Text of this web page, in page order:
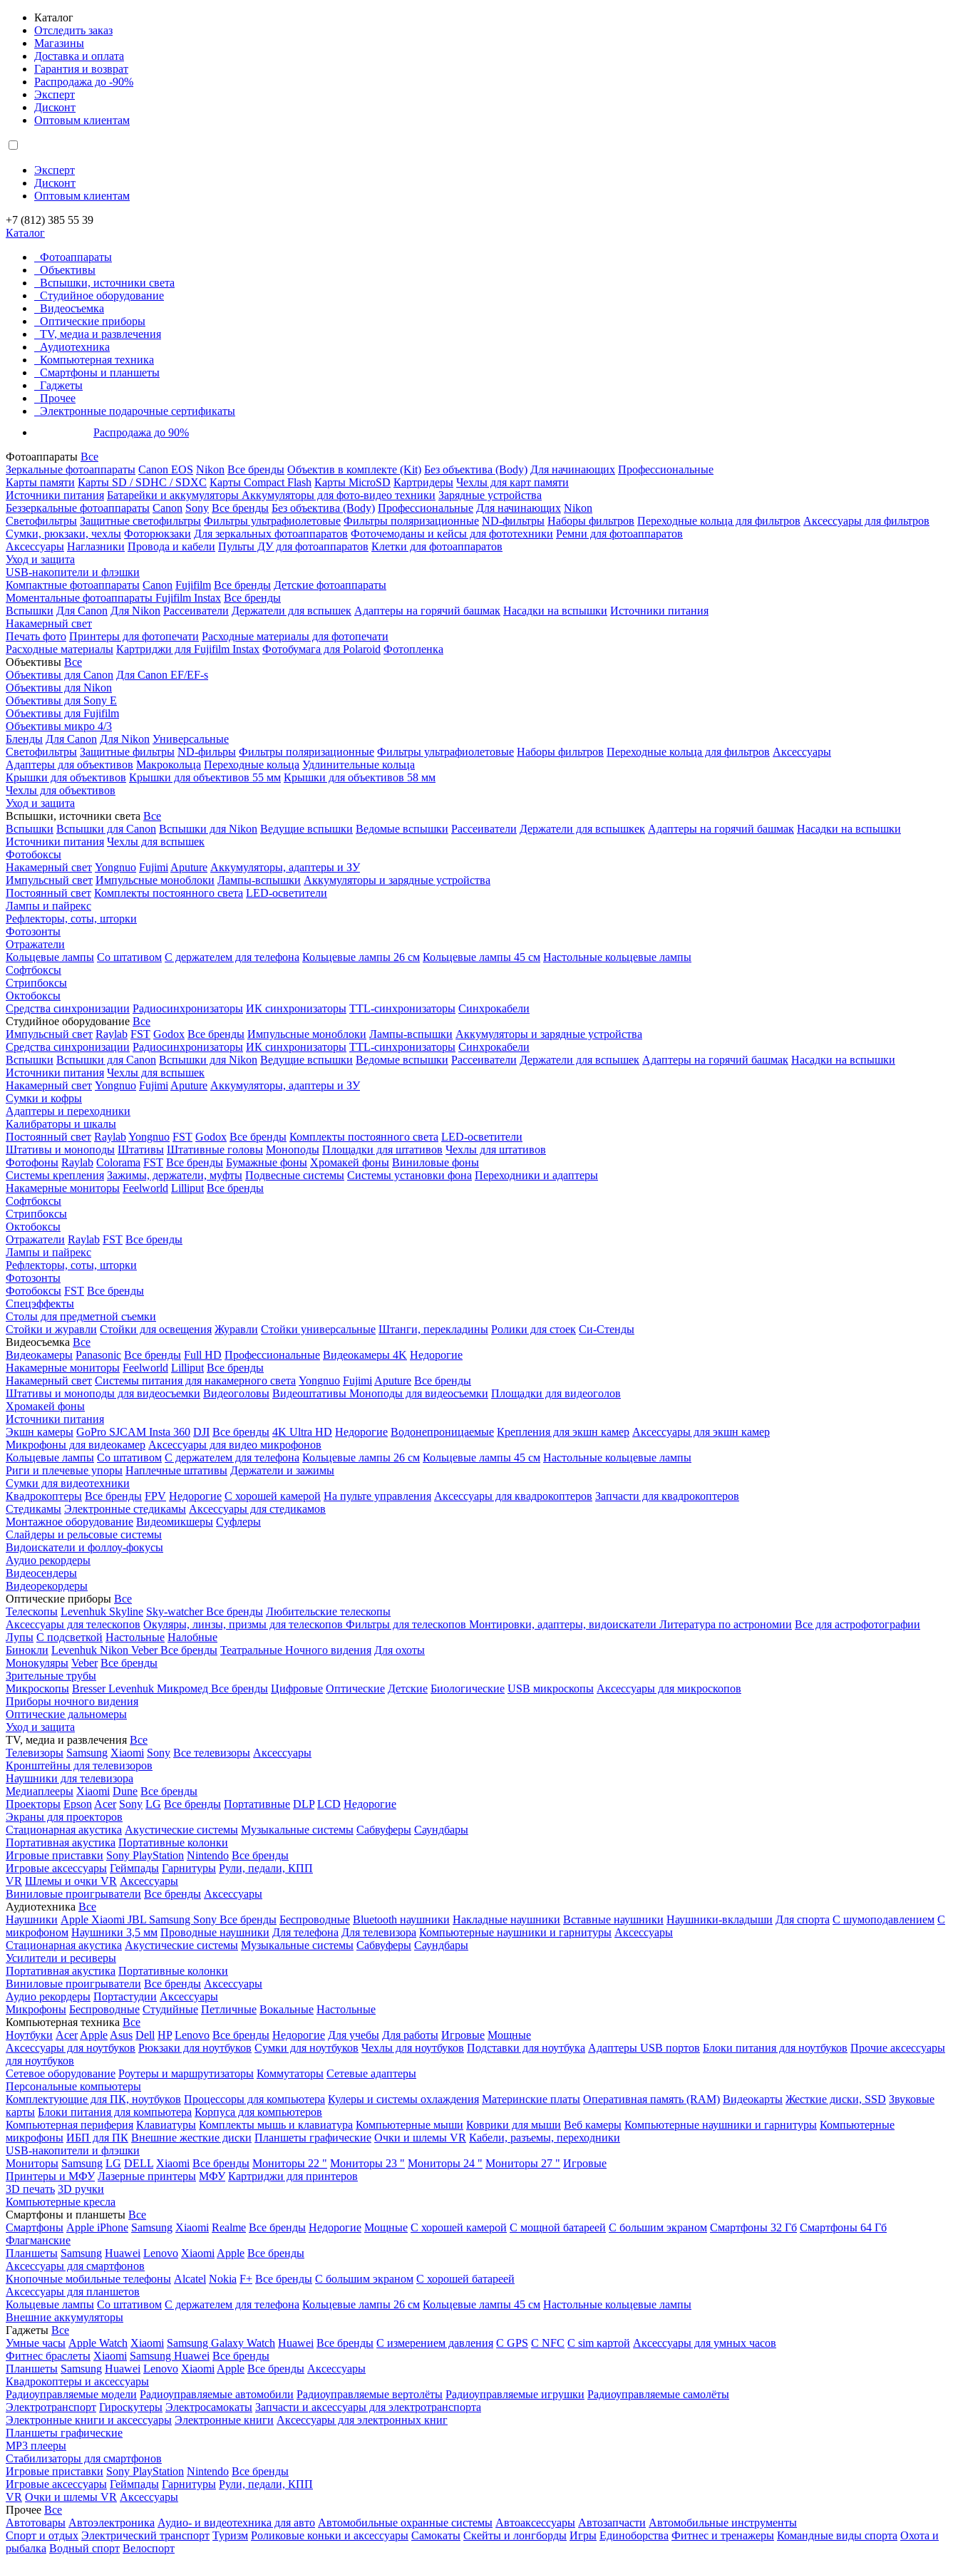
Каталог
Отследить заказ
Магазины
Доставка и оплата
Гарантия и возврат
Распродажа до -90%
Эксперт
Дисконт
Оптовым клиентам
Эксперт
Дисконт
Оптовым клиентам
+7 (812) 385 55 39
Каталог
Фотоаппараты
Объективы
Вспышки, источники света
Студийное оборудование
Видеосъемка
Оптические приборы
TV, медиа и развлечения
Аудиотехника
Компьютерная техника
Смартфоны и планшеты
Гаджеты
Прочее
Электронные подарочные сертификаты
Распродажа до 90%
Фотоаппараты Все
Зеркальные фотоаппараты Canon EOS Nikon Все бренды Объектив в комплекте (Kit) Без объектива (Body) Для начинающих Профессиональные
Карты памяти Карты SD / SDHC / SDXC Карты Compact Flash Карты MicroSD Картридеры Чехлы для карт памяти
Источники питания Батарейки и аккумуляторы Аккумуляторы для фото-видео техники Зарядные устройства
Беззеркальные фотоаппараты Canon Sony Все бренды Без объектива (Body) Профессиональные Для начинающих Nikon
Светофильтры Защитные светофильтры Фильтры ультрафиолетовые Фильтры поляризационные ND-фильтры Наборы фильтров Переходные кольца для фильтров Аксессуары для фильтров
Сумки, рюкзаки, чехлы Фоторюкзаки Для зеркальных фотоаппаратов Фоточемоданы и кейсы для фототехники Ремни для фотоаппаратов
Аксессуары Наглазники Провода и кабели Пульты ДУ для фотоаппаратов Клетки для фотоаппаратов
Уход и защита
USB-накопители и флэшки
Компактные фотоаппараты Canon Fujifilm Все бренды Детские фотоаппараты
Моментальные фотоаппараты Fujifilm Instax Все бренды
Вспышки Для Canon Для Nikon Рассеиватели Держатели для вспышек Адаптеры на горячий башмак Насадки на вспышки Источники питания
Накамерный свет
Печать фото Принтеры для фотопечати Расходные материалы для фотопечати
Расходные материалы Картриджи для Fujifilm Instax Фотобумага для Polaroid Фотопленка
Объективы Все
Объективы для Canon Для Canon EF/EF-s
Объективы для Nikon
Объективы для Sony E
Объективы для Fujifilm
Объективы микро 4/3
Бленды Для Canon Для Nikon Универсальные
Светофильтры Защитные фильтры ND-фильры Фильтры поляризационные Фильтры ультрафиолетовые Наборы фильтров Переходные кольца для фильтров Аксессуары
Адаптеры для объективов Макрокольца Переходные кольца Удлинительные кольца
Крышки для объективов Крышки для объективов 55 мм Крышки для объективов 58 мм
Чехлы для объективов
Уход и защита
Вспышки, источники света Все
Вспышки Вспышки для Canon Вспышки для Nikon Ведущие вспышки Ведомые вспышки Рассеиватели Держатели для вспышкек Адаптеры на горячий башмак Насадки на вспышки
Источники питания Чехлы для вспышек
Фотобоксы
Накамерный свет Yongnuo Fujimi Aputure Аккумуляторы, адаптеры и ЗУ
Импульсный свет Импульсные моноблоки Лампы-вспышки Аккумуляторы и зарядные устройства
Постоянный свет Комплекты постоянного света LED-осветители
Лампы и пайрекс
Рефлекторы, соты, шторки
Фотозонты
Отражатели
Кольцевые лампы Со штативом С держателем для телефона Кольцевые лампы 26 см Кольцевые лампы 45 см Настольные кольцевые лампы
Софтбоксы
Стрипбоксы
Октобоксы
Средства синхронизации Радиосинхронизаторы ИК синхронизаторы TTL-синхронизаторы Синхрокабели
Студийное оборудование Все
Импульсный свет Raylab FST Godox Все бренды Импульсные моноблоки Лампы-вспышки Аккумуляторы и зарядные устройства
Средства синхронизации Радиосинхронизаторы ИК синхронизаторы TTL-синхронизаторы Синхрокабели
Вспышки Вспышки для Canon Вспышки для Nikon Ведущие вспышки Ведомые вспышки Рассеиватели Держатели для вспышек Адаптеры на горячий башмак Насадки на вспышки
Источники питания Чехлы для вспышек
Накамерный свет Yongnuo Fujimi Aputure Аккумуляторы, адаптеры и ЗУ
Сумки и кофры
Адаптеры и переходники
Калибраторы и шкалы
Постоянный свет RaylabYongnuo FST Godox Все бренды Комплекты постоянного света LED-осветители
Штативы и моноподы Штативы Штативные головы Моноподы Площадки для штативов Чехлы для штативов
Фотофоны Raylab Colorama FST Все бренды Бумажные фоны Хромакей фоны Виниловые фоны
Системы крепления Зажимы, держатели, муфты Подвесные системы Системы установки фона Переходники и адаптеры
Накамерные мониторы Feelworld Lilliput Все бренды
Софтбоксы
Стрипбоксы
Октобоксы
Отражатели Raylab FST Все бренды
Лампы и пайрекс
Рефлекторы, соты, шторки
Фотозонты
Фотобоксы FST Все бренды
Спецэффекты
Столы для предметной съемки
Стойки и журавли Стойки для освещения Журавли Стойки универсальные Штанги, перекладины Ролики для стоек Си-Стенды
Видеосъемка Все
Видеокамеры Panasonic Все бренды Full HD Профессиональные Видеокамеры 4K Недорогие
Накамерные мониторы Feelworld Lilliput Все бренды
Накамерный свет Системы питания для накамерного света Yongnuo Fujimi Aputure Все бренды
Штативы и моноподы для видеосъемки Видеоголовы Видеоштативы Моноподы для видеосъемки Площадки для видеоголов
Хромакей фоны
Источники питания
Экшн камеры GoPro SJCAM Insta 360 DJI Все бренды 4K Ultra HD Недорогие Водонепроницаемые Крепления для экшн камер Аксессуары для экшн камер
Микрофоны для видеокамер Аксессуары для видео микрофонов
Кольцевые лампы Со штативом C держателем для телефона Кольцевые лампы 26 см Кольцевые лампы 45 см Настольные кольцевые лампы
Риги и плечевые упоры Наплечные штативы Держатели и зажимы
Сумки для видеотехники
Квадрокоптеры Все бренды FPV Недорогие С хорошей камерой На пульте управления Аксессуары для квадрокоптеров Запчасти для квадрокоптеров
Стедикамы Электронные стедикамы Аксессуары для стедикамов
Монтажное оборудование Видеомикшеры Суфлеры
Слайдеры и рельсовые системы
Видоискатели и фоллоу-фокусы
Аудио рекордеры
Видеосендеры
Видеорекордеры
Оптические приборы Все
Телескопы Levenhuk Skyline Sky-watcherВсе бренды Любительские телескопы
Аксессуары для телескопов Окуляры, линзы, призмы для телескопов Фильтры для телескопов Монтировки, адаптеры, видоискатели Литература по астрономии Все для астрофотографии
Лупы С подсветкой Настольные Налобные
Бинокли Levenhuk Nikon VeberВсе бренды Театральные Ночного видения Для охоты
Монокуляры Veber Все бренды
Зрительные трубы
Микроскопы BresserLevenhuk Микромед Все бренды Цифровые Оптические Детские Биологические USB микроскопы Аксессуары для микроскопов
Приборы ночного видения
Оптические дальномеры
Уход и защита
TV, медиа и развлечения Все
Телевизоры Samsung Xiaomi Sony Все телевизоры Аксессуары
Кронштейны для телевизоров
Наушники для телевизора
Медиаплееры Xiaomi Dune Все бренды
Проекторы Epson Acer Sony LG Все бренды Портативные DLP LCD Недорогие
Экраны для проекторов
Стационарная акустика Акустические системы Музыкальные системы Сабвуферы Саундбары
Портативная акустика Портативные колонки
Игровые приставки Sony PlayStation Nintendo Все бренды
Игровые аксессуары Геймпады Гарнитуры Рули, педали, КПП
VR Шлемы и очки VR Аксессуары
Виниловые проигрыватели Все бренды Аксессуары
Аудиотехника Все
Наушники Apple Xiaomi JBL Samsung Sony Все бренды Беспроводные Bluetooth наушники Накладные наушники Вставные наушники Наушники-вкладыши Для спорта С шумоподавлением С
микрофоном Наушники 3,5 мм Проводные наушники Для телефона Для телевизора Компьютерные наушники и гарнитуры Аксессуары
Стационарная акустика Акустические системы Музыкальные системы Сабвуферы Саундбары
Усилители и ресиверы
Портативная акустика Портативные колонки
Виниловые проигрыватели Все бренды Аксессуары
Аудио рекордеры Портастудии Аксессуары
Микрофоны Беспроводные Студийные Петличные Вокальные Настольные
Компьютерная техника Все
Ноутбуки Acer Apple Asus Dell HP Lenovo Все бренды Недорогие Для учебы Для работы Игровые Мощные
Аксессуары для ноутбуков Рюкзаки для ноутбуков Сумки для ноутбуков Чехлы для ноутбуков Подставки для ноутбука Адаптеры USB портов Блоки питания для ноутбуков Прочие аксессуары
для ноутбуков
Сетевое оборудование Роутеры и маршрутизаторы Коммутаторы Сетевые адаптеры
Персональные компьютеры
Комплектующие для ПК, ноутбуков Процессоры для компьютера Кулеры и системы охлаждения Материнские платы Оперативная память (RAM) Видеокарты Жесткие диски, SSD Звуковые
карты Блоки питания для компьютера Корпуса для компьютеров
Компьютерная периферия Клавиатуры Комплекты мышь и клавиатура Компьютерные мыши Коврики для мыши Веб камеры Компьютерные наушники и гарнитуры Компьютерные
микрофоны ИБП для ПК Внешние жесткие диски Планшеты графические Очки и шлемы VR Кабели, разъемы, переходники
USB-накопители и флэшки
Мониторы Samsung LG DELL Xiaomi Все бренды Мониторы 22 " Мониторы 23 " Мониторы 24 " Мониторы 27 " Игровые
Принтеры и МФУ Лазерные принтеры МФУ Картриджи для принтеров
3D печать 3D ручки
Компьютерные кресла
Смартфоны и планшеты Все
Смартфоны Apple iPhone Samsung Xiaomi Realme Все бренды Недорогие Мощные С хорошей камерой С мощной батареей С большим экраном Смартфоны 32 Гб Смартфоны 64 Гб
Флагманские
Планшеты Samsung Huawei Lenovo Xiaomi Apple Все бренды
Аксессуары для смартфонов
Кнопочные мобильные телефоны Alcatel Nokia F+ Все бренды С большим экраном С хорошей батареей
Аксессуары для планшетов
Кольцевые лампы Со штативом C держателем для телефона Кольцевые лампы 26 см Кольцевые лампы 45 см Настольные кольцевые лампы
Внешние аккумуляторы
Гаджеты Все
Умные часы Apple Watch Xiaomi Samsung Galaxy Watch Huawei Все бренды C измерением давления C GPS C NFC C sim картой Аксессуары для умных часов
Фитнес браслеты Xiaomi Samsung Huawei Все бренды
Планшеты Samsung Huawei Lenovo Xiaomi Apple Все бренды Аксессуары
Квадрокоптеры и аксессуары
Радиоуправляемые модели Радиоуправляемые автомобили Радиоуправляемые вертолёты Радиоуправляемые игрушки Радиоуправляемые самолёты
Электротранспорт Гироскутеры Электросамокаты Запчасти и аксессуары для электротранспорта
Электронные книги и аксессуары Электронные книги Аксессуары для электронных книг
Планшеты графические
MP3 плееры
Стабилизаторы для смартфонов
Игровые приставки Sony PlayStation Nintendo Все бренды
Игровые аксессуары Геймпады Гарнитуры Рули, педали, КПП
VR Очки и шлемы VR Аксессуары
Прочее Все
Автотовары Автоэлектроника Аудио- и видеотехника для авто Автомобильные охранные системы Автоаксессуары Автозапчасти Автомобильные инструменты
Спорт и отдых Электрический транспорт Туризм Роликовые коньки и аксессуары Самокаты Скейты и лонгборды Игры Единоборства Фитнес и тренажеры Командные виды спорта Охота и
рыбалка Водный спорт Велоспорт